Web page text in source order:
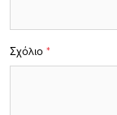
Σχόλιο *